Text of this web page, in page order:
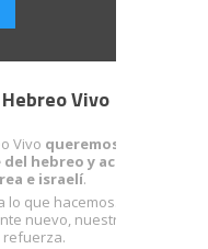
Vivo
Vivo queremos facilitarte
hebreo y acercarte a la
e israelí.
lo que hacemos. Con cada
nuevo, nuestra ilusión se
refuerza.